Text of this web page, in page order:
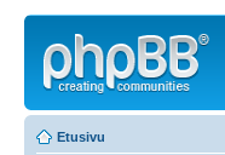
Etusivu